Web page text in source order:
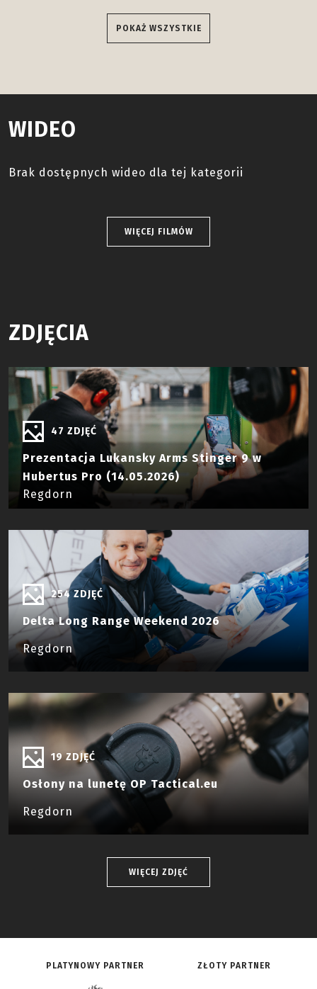
POKAŻ WSZYSTKIE
WIDEO
Brak dostępnych wideo dla tej kategorii
WIĘCEJ FILMÓW
ZDJĘCIA
47 ZDJĘĆ
Prezentacja Lukansky Arms Stinger 9 w
Hubertus Pro (14.05.2026)
Regdorn
254 ZDJĘĆ
Delta Long Range Weekend 2026
Regdorn
19 ZDJĘĆ
Osłony na lunetę OP Tactical.eu
Regdorn
WIĘCEJ ZDJĘĆ
PLATYNOWY PARTNER ZŁOTY PARTNER